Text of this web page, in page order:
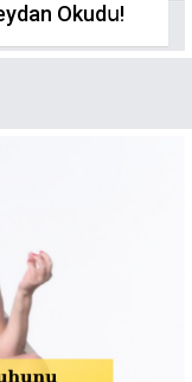
Okudս!